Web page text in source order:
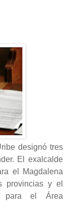
designó tres
El exalcalde
el Magdalena
provincias y el
para el Área